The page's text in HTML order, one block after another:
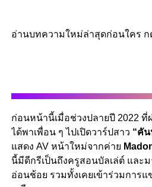
อ่านบทความใหม่ล่าสุดก่อนใคร ก
ก่อนหน้านี้เมื่อช่วงปลายปี 2022 ที่
ได้พาเพื่อน ๆ ไปเปิดวาร์ปสาว “คัน
แสดง AV หน้าใหม่จากค่าย
นี้มีดีกรีเป็นถึงครูสอนบัลเล่ต์ และ
อ่อนช้อย รวมทั้งเคยเข้าร่วมการ